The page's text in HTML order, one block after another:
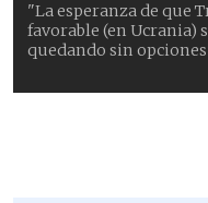
"La esperanza de que
favorable (en Ucrania)
quedando sin